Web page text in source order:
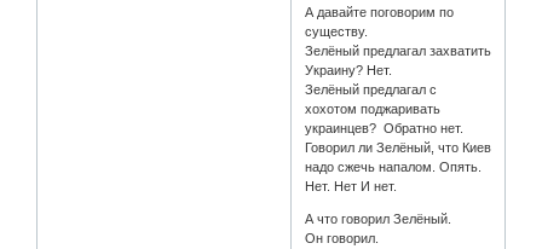
А давайте поговорим по
существу.
Зелёный предлагал захватить
Украину? Нет.
Зелёный предлагал с
хохотом поджаривать
украинцев? Обратно нет.
Говорил ли Зелёный, что Киев
надо сжечь напалом. Опять.
Нет. Нет И нет.
А что говорил Зелёный.
Он говорил.